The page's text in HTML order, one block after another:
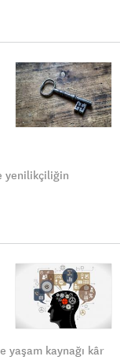
yenilikçiliğin
yaşam kaynağı kâr